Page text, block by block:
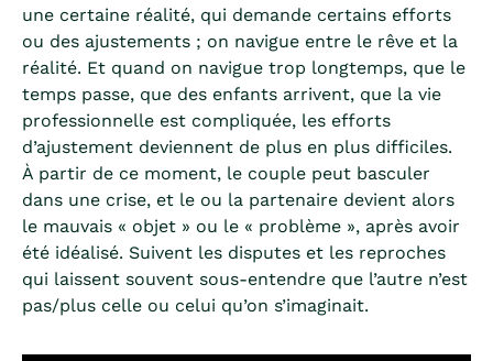
une certaine réalité, qui demande certains efforts
ou des ajustements ; on navigue entre le rêve et la
réalité. Et quand on navigue trop longtemps, que le
temps passe, que des enfants arrivent, que la vie
professionnelle est compliquée, les efforts
d’ajustement deviennent de plus en plus difficiles.
À partir de ce moment, le couple peut basculer
dans une crise, et le ou la partenaire devient alors
le mauvais « objet » ou le « problème », après avoir
été idéalisé. Suivent les disputes et les reproches
qui laissent souvent sous-entendre que l’autre n’est
pas/plus celle ou celui qu’on s’imaginait.